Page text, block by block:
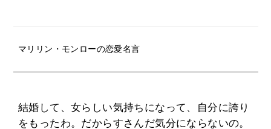
マリリン・モンローの恋愛名言
結婚して、女らしい気持ちになって、自分に誇り
をもったわ。だからすさんだ気分にならないの。